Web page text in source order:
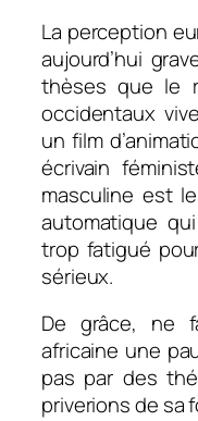
La perception
aujourd’hui
thèses que le
occidentaux
un film
écrivain
masculine est
automatique
trop fatigué
sérieux.
De grâce, ne
africaine une
pas par des
priverions de sa